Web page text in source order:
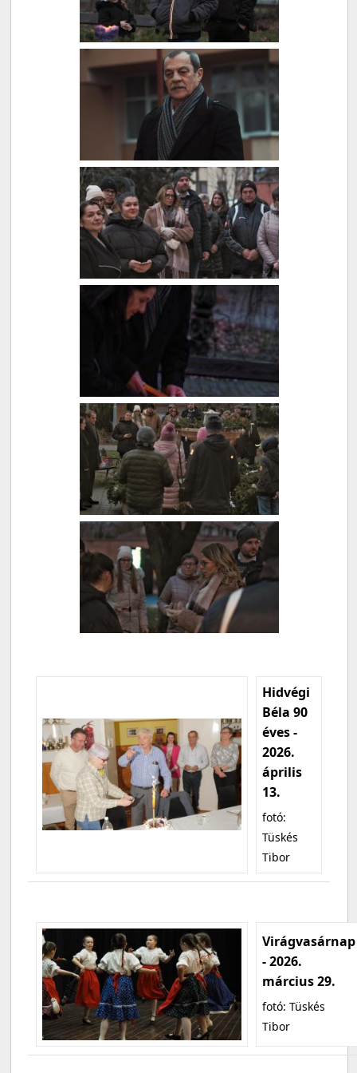
Hidvégi
Béla 90
éves -
2026.
április
13.
fotó:
Tüskés
Tibor
Virágvasárnap
- 2026.
március 29.
fotó: Tüskés
Tibor